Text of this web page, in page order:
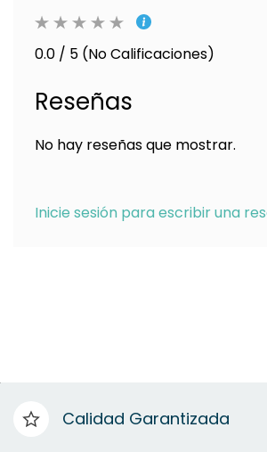
0.0 / 5 (No Calificaciones)
Reseñas
No hay reseñas que mostrar.
Inicie sesión para escribir una
Calidad Garantizada